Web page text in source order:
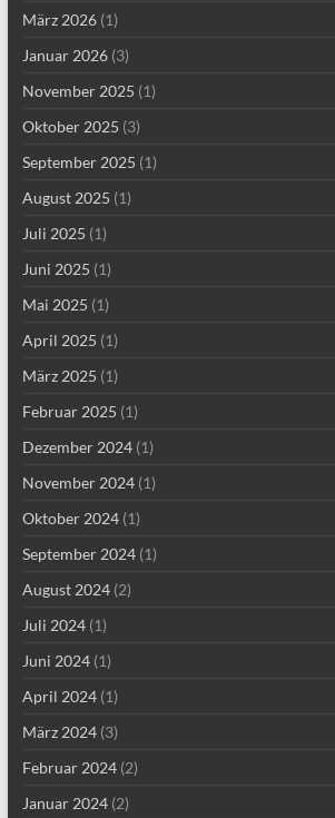
März 2026(1)
Januar 2026(3)
November 2025 (1)
Oktober 2025 (3)
September 2025 (1)
August 2025 (1)
Juli 2025 (1)
Juni 2025 (1)
Mai 2025 (1)
April 2025 (1)
März 2025 (1)
Februar 2025 (1)
Dezember 2024(1)
November 2024(1)
Oktober 2024(1)
September 2024(1)
August 2024(2)
Juli 2024(1)
Juni 2024(1)
April 2024(1)
März 2024(3)
Februar 2024(2)
Januar 2024(2)